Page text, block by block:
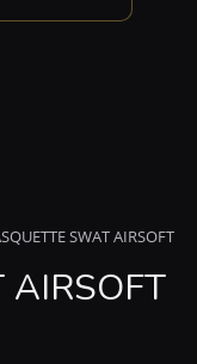
SWAT AIRSOFT
AIRSOFT